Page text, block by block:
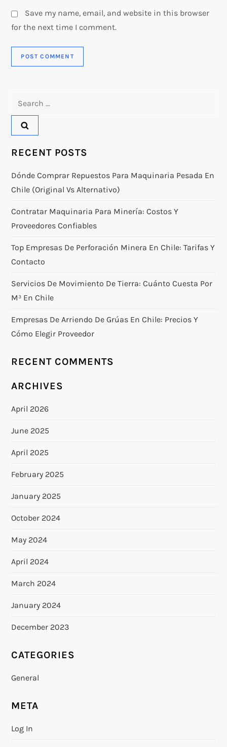
Save my name, email, and website in this browser
for the next time I comment.
RECENT POSTS
Dónde Comprar Repuestos Para Maquinaria Pesada En
Chile (original Vs Alternativo)
Contratar Maquinaria Para Minería: Costos Y
Proveedores Confiables
Top Empresas De Perforación Minera En Chile: Tarifas Y
Contacto
Servicios De Movimiento De Tierra: Cuánto Cuesta Por
M³ En Chile
Empresas De Arriendo De Grúas En Chile: Precios Y
Cómo Elegir Proveedor
RECENT COMMENTS
ARCHIVES
April 2026
June 2025
April 2025
February 2025
January 2025
October 2024
May 2024
April 2024
March 2024
January 2024
December 2023
CATEGORIES
General
META
Log In